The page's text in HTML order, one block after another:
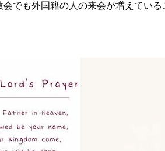
でも外国籍の人の来会が増えてい